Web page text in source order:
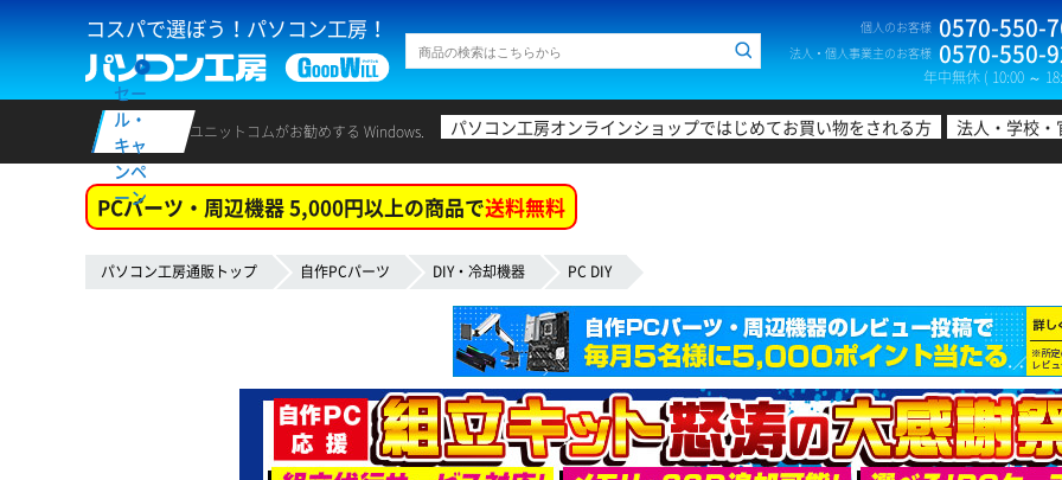
コスパで選ぼう！パソコン工房！ 個人のお客様 0570-550-
法人・個人事業主のお客様 0570-550-
年中無休 ( 10:00 ～
セー
ル・
キャ
ンペ
ーン
ユニットコムがお勧めする Windows. パソコン工房オンラインショップではじめてお買い物をされる方 法人・学校
PCパーツ・周辺機器 5,000円以上の商品で送料無料
パソコン工房通販トップ 自作PCパーツ DIY・冷却機器 PC DIY